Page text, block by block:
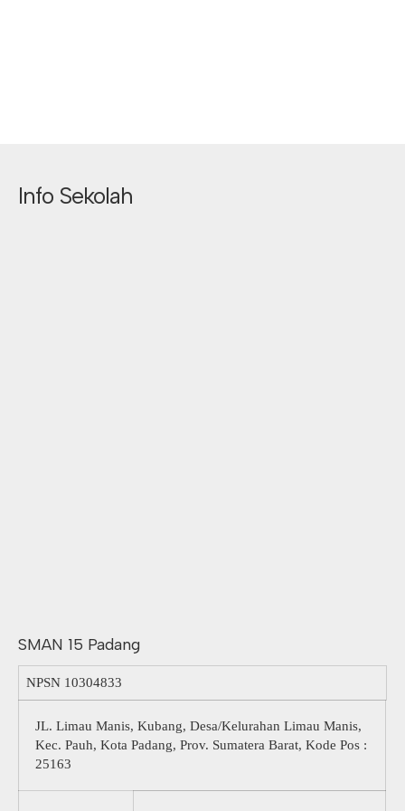
Info Sekolah
SMAN 15 Padang
NPSN 10304833
JL. Limau Manis, Kubang, Desa/Kelurahan Limau Manis,
Kec. Pauh, Kota Padang, Prov. Sumatera Barat, Kode Pos :
25163